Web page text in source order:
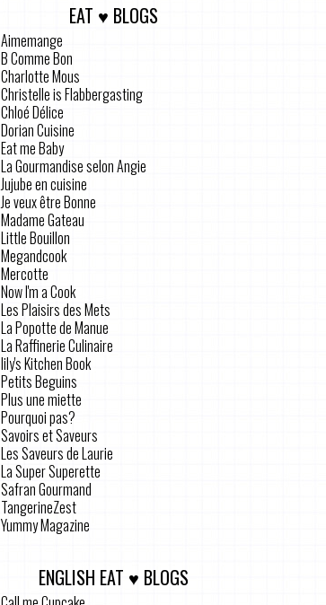
EAT ♥ BLOGS
Aimemange
B Comme Bon
Charlotte Mous
Christelle is Flabbergasting
Chloé Délice
Dorian Cuisine
Eat me Baby
La Gourmandise selon Angie
Jujube en cuisine
Je veux être Bonne
Madame Gateau
Little Bouillon
Megandcook
Mercotte
Now I'm a Cook
Les Plaisirs des Mets
La Popotte de Manue
La Raffinerie Culinaire
lily's Kitchen Book
Petits Beguins
Plus une miette
Pourquoi pas?
Savoirs et Saveurs
Les Saveurs de Laurie
La Super Superette
Safran Gourmand
TangerineZest
Yummy Magazine
ENGLISH EAT ♥ BLOGS